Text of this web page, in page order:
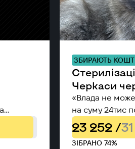
ЗБИРАЮТЬ
Черкаси
«Влада не
на суму 24тис
23 252 /
ЗІБРАНО 74%